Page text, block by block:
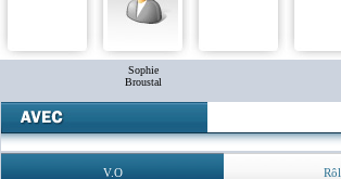
Sophie
Broustal
V.O